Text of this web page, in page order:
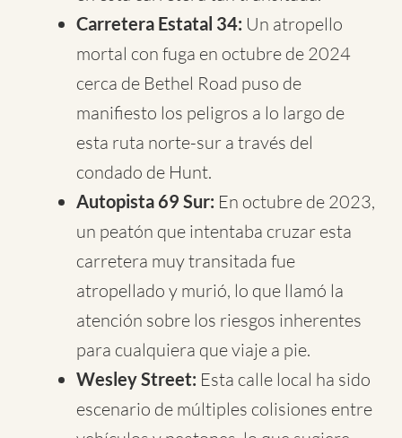
Carretera Estatal 34: Un atropello
mortal con fuga en octubre de 2024
cerca de Bethel Road puso de
manifiesto los peligros a lo largo de
esta ruta norte-sur a través del
condado de Hunt.
Autopista 69 Sur: En octubre de 2023,
un peatón que intentaba cruzar esta
carretera muy transitada fue
atropellado y murió, lo que llamó la
atención sobre los riesgos inherentes
para cualquiera que viaje a pie.
Wesley Street: Esta calle local ha sido
escenario de múltiples colisiones entre